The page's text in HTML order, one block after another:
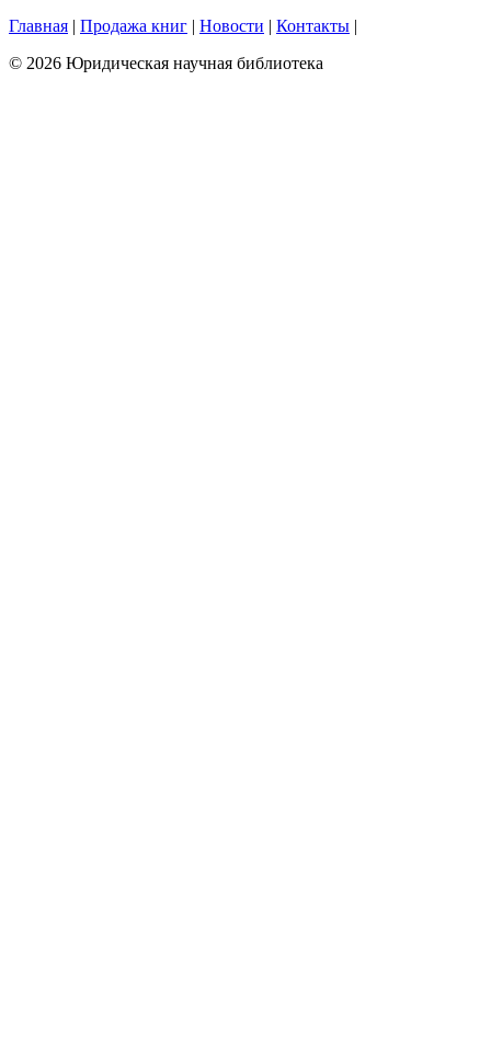
Главная | Продажа книг | Новости | Контакты |
© 2026 Юридическая научная библиотека